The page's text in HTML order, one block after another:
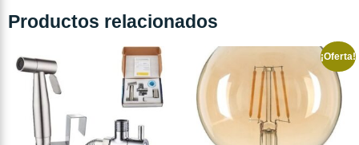
Productos relacionados
¡Oferta!